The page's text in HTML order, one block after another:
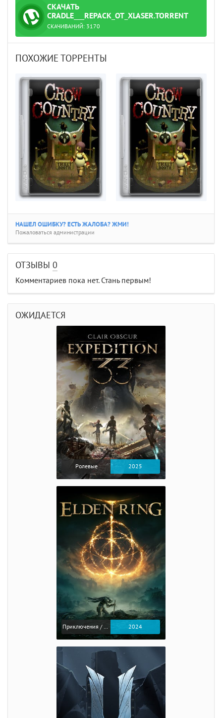
СКАЧАТЬ
ТОРРЕНТ
CRADLE___REPACK_ОТ_XLASER.TORRENT
СКАЧИВАНИЙ: 3170
ПОХОЖИЕ ТОРРЕНТЫ
НАШЕЛ ОШИБКУ? ЕСТЬ ЖАЛОБА? ЖМИ!
Пожаловаться администрации
ОТЗЫВЫ 0
Комментариев пока нет. Стань первым!
ОЖИДАЕТСЯ
Ролевые 2025
Приключения / Экшен / Ролевые 2024